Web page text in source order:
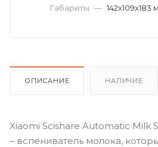
Габариты — 142x109x183
ОПИСАНИЕ НАЛИЧИЕ
Xiaomi Scishare Automatic Milk
– вспениватель молока,